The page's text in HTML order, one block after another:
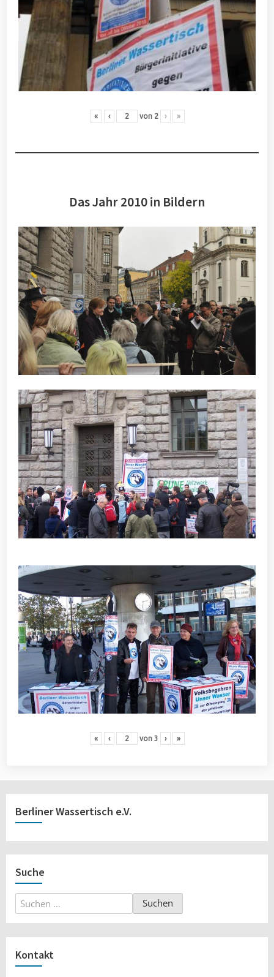
« ‹ von 2 › »
Das Jahr 2010 in Bildern
« ‹ von 3 › »
Berliner Wassertisch e.V.
Suche
Suchen
nach:
Kontakt